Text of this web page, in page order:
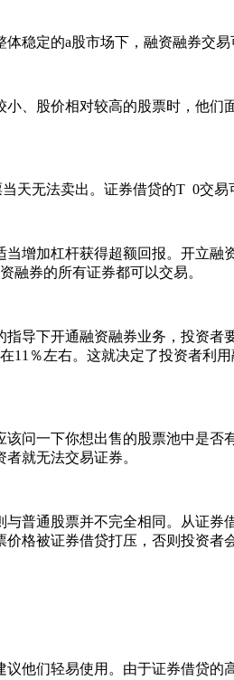
定的a股市场下，融资融券交易
股价相对较高的股票时，他们
无法卖出。证券借贷的T 0交易
加杠杆获得超额回报。开立融
融券的所有证券都可以交易。
下开通融资融券业务，投资者
11％左右。这就决定了投资者利
一下你想出售的股票池中是否
就无法交易证券。
通股票并不完全相同。从证券
格被证券借贷打压，否则投资者
们轻易使用。由于证券借贷的